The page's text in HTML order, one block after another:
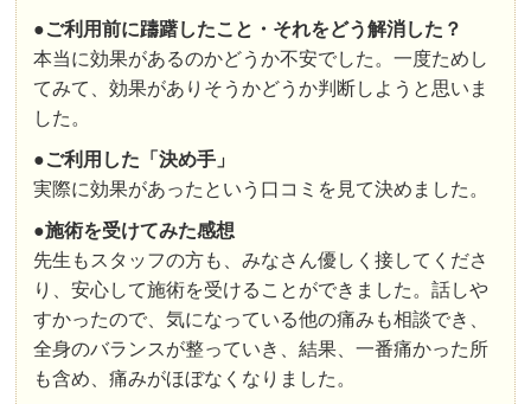
●ご利用前に躊躇したこと・それをどう解消した？
本当に効果があるのかどうか不安でした。一度ためし
てみて、効果がありそうかどうか判断しようと思いま
した。
●ご利用した「決め手」
実際に効果があったという口コミを見て決めました。
●施術を受けてみた感想
先生もスタッフの方も、みなさん優しく接してくださ
り、安心して施術を受けることができました。話しや
すかったので、気になっている他の痛みも相談でき、
全身のバランスが整っていき、結果、一番痛かった所
も含め、痛みがほぼなくなりました。